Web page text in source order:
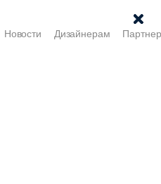
Новости Дизайнерам